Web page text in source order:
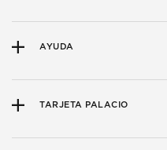
AYUDA
TARJETA PALACIO